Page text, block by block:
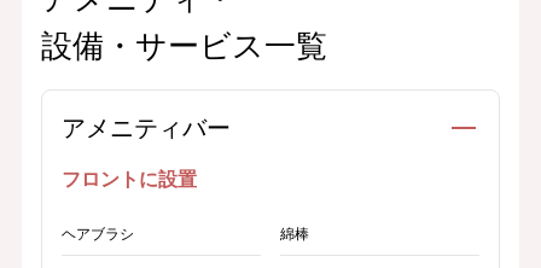
設備・サービス一覧
アメニティバー
フロントに設置
ヘアブラシ 綿棒